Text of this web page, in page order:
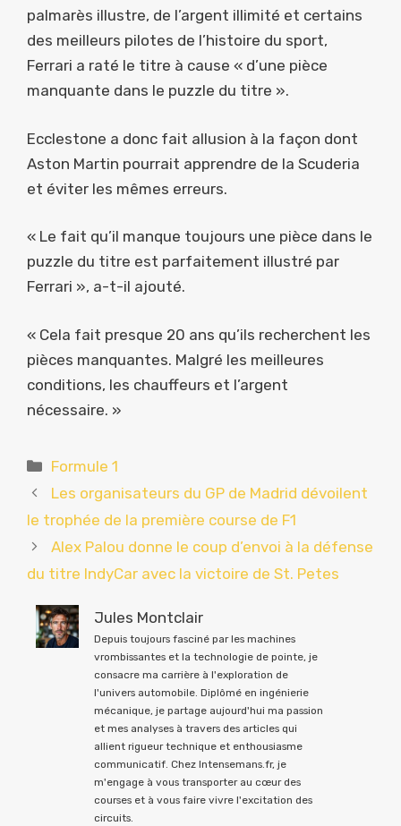
palmarès illustre, de l’argent illimité et certains
des meilleurs pilotes de l’histoire du sport,
Ferrari a raté le titre à cause « d’une pièce
manquante dans le puzzle du titre ».
Ecclestone a donc fait allusion à la façon dont
Aston Martin pourrait apprendre de la Scuderia
et éviter les mêmes erreurs.
« Le fait qu’il manque toujours une pièce dans le
puzzle du titre est parfaitement illustré par
Ferrari », a-t-il ajouté.
« Cela fait presque 20 ans qu’ils recherchent les
pièces manquantes. Malgré les meilleures
conditions, les chauffeurs et l’argent
nécessaire. »
Catégories
Formule 1
Les organisateurs du GP de Madrid dévoilent
le trophée de la première course de F1
Alex Palou donne le coup d’envoi à la défense
du titre IndyCar avec la victoire de St. Petes
Jules Montclair
Depuis toujours fasciné par les machines
vrombissantes et la technologie de pointe, je
consacre ma carrière à l'exploration de
l'univers automobile. Diplômé en ingénierie
mécanique, je partage aujourd'hui ma passion
et mes analyses à travers des articles qui
allient rigueur technique et enthousiasme
communicatif. Chez Intensemans.fr, je
m'engage à vous transporter au cœur des
courses et à vous faire vivre l'excitation des
circuits.